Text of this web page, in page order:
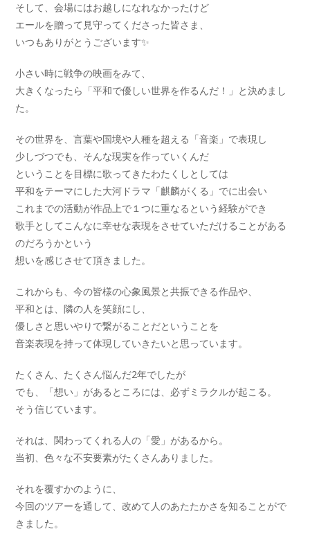
そして、会場にはお越しになれなかったけど
エールを贈って見守ってくださった皆さま、
いつもありがとうございます✨
小さい時に戦争の映画をみて、
大きくなったら「平和で優しい世界を作るんだ！」と決めまし
た。
その世界を、言葉や国境や人種を超える「音楽」で表現し
少しづつでも、そんな現実を作っていくんだ
ということを目標に歌ってきたわたくしとしては
平和をテーマにした大河ドラマ「麒麟がくる」でに出会い
これまでの活動が作品上で１つに重なるという経験ができ
歌手としてこんなに幸せな表現をさせていただけることがある
のだろうかという
想いを感じさせて頂きました。
これからも、今の皆様の心象風景と共振できる作品や、
平和とは、隣の人を笑顔にし、
優しさと思いやりで繋がることだということを
音楽表現を持って体現していきたいと思っています。
たくさん、たくさん悩んだ2年でしたが
でも、「想い」があるところには、必ずミラクルが起こる。
そう信じています。
それは、関わってくれる人の「愛」があるから。
当初、色々な不安要素がたくさんありました。
それを覆すかのように、
今回のツアーを通して、改めて人のあたたかさを知ることがで
きました。